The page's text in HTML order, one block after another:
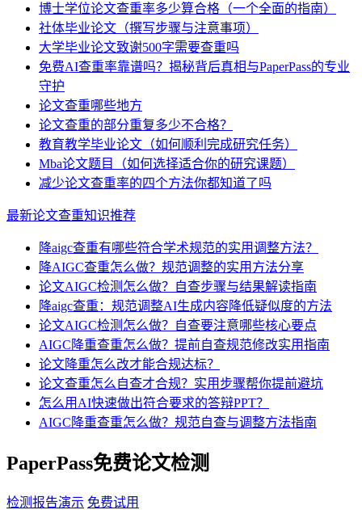
博士学位论文查重率多少算合格（一个全面的指南）
社体毕业论文（撰写步骤与注意事项）
大学毕业论文致谢500字需要查重吗
免费AI查重率靠谱吗？揭秘背后真相与PaperPass的专业
守护
论文查重哪些地方
论文查重的部分重复多少不合格？
教育教学毕业论文（如何顺利完成研究任务）
Mba论文题目（如何选择适合你的研究课题）
减少论文查重率的四个方法你都知道了吗
最新论文查重知识推荐
降aigc查重有哪些符合学术规范的实用调整方法？
降AIGC查重怎么做？规范调整的实用方法分享
论文AIGC检测怎么做？自查步骤与结果解读指南
降aigc查重：规范调整AI生成内容降低疑似度的方法
论文AIGC检测怎么做？自查要注意哪些核心要点
AIGC降重查重怎么做？提前自查规范修改实用指南
论文降重怎么改才能合规达标？
论文查重怎么自查才合规？实用步骤帮你提前避坑
怎么用AI快速做出符合要求的答辩PPT？
AIGC降重查重怎么做？规范自查与调整方法指南
PaperPass免费论文检测
检测报告演示 免费试用